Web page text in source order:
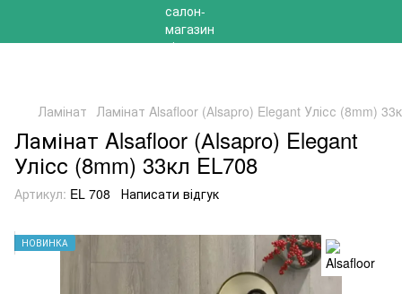
Ламінат Ламінат Alsafloor (Аlsapro) Elegant Улісс (8mm)
Ламінат Alsafloor (Аlsapro) Elegant
Улісс (8mm) 33кл EL708
Артикул: EL 708 Написати відгук
НОВИНКА